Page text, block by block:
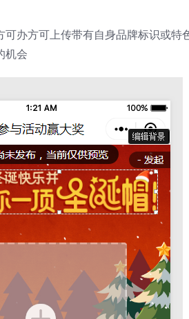
办方可上传带有自身品牌标识或特
机会